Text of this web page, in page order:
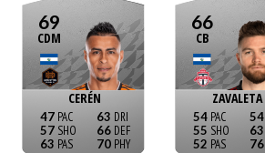
69
CDM
CERÉN
47
57
63
63
66
70
66
CB
ZAVALETA
54
55
52
54
63
76